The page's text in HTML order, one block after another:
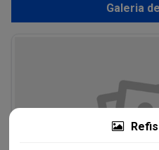
Galeria